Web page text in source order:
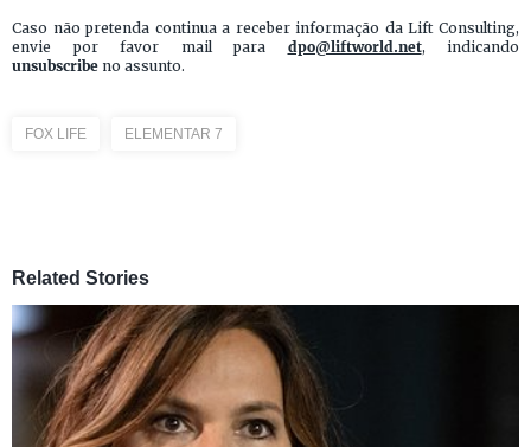
Caso não pretenda continua a receber informação da Lift Consulting,
envie por favor mail para dpo@liftworld.net, indicando
unsubscribe no assunto.
FOX LIFE ELEMENTAR 7
Related Stories